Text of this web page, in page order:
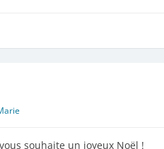
souhaite un joyeux Noël !